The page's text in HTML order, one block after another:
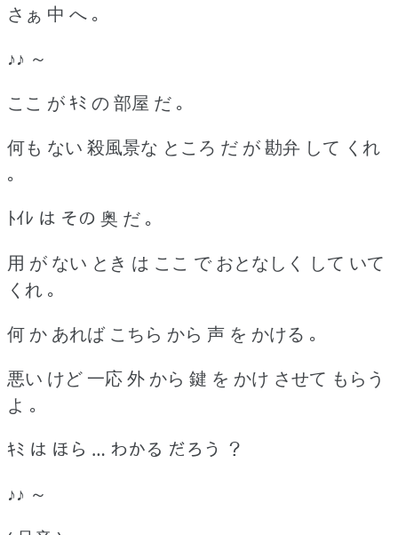
さぁ 中 へ ｡
♪♪ ～
ここ が ｷﾐ の 部屋 だ ｡
何も ない 殺風景な ところ だ が 勘弁 して くれ
｡
ﾄｲﾚ は その 奥 だ ｡
用 が ない とき は ここ で おとなしく して いて
くれ ｡
何 か あれば こちら から 声 を かける ｡
悪い けど 一応 外 から 鍵 を かけ させて もらう
よ ｡
ｷﾐ は ほら … わかる だろう ？
♪♪ ～